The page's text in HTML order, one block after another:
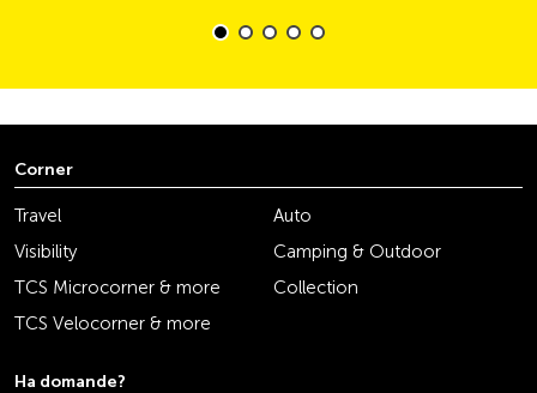
Corner
Travel
Auto
Visibility
Camping & Outdoor
TCS Microcorner & more
Collection
TCS Velocorner & more
Ha domande?